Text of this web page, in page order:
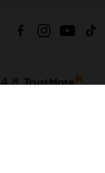
4.8